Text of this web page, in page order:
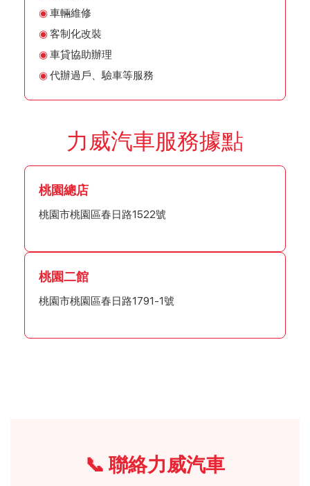
車輛維修
客制化改裝
車貸協助辦理
代辦過戶、驗車等服務
力威汽車服務據點
桃園總店
桃園市桃園區春日路1522號
桃園二館
桃園市桃園區春日路1791-1號
📞 聯絡力威汽車